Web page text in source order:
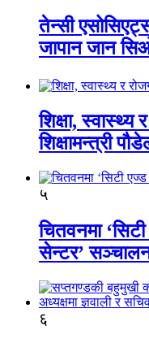
तेन्सी
जापान जान
शिक्षा, स्वास्थ्य
शिक्षामन्त्री
५
चितवनमा
सेन्टर’
६